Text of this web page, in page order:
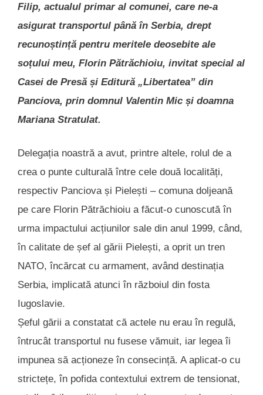
Filip, actualul primar al comunei, care ne-a
asigurat transportul până în Serbia, drept
recunoștință pentru meritele deosebite ale
soțului meu, Florin Pătrăchioiu, invitat special al
Casei de Presă și Editură „Libertatea” din
Panciova, prin domnul Valentin Mic și doamna
Mariana Stratulat.
Delegația noastră a avut, printre altele, rolul de a
crea o punte culturală între cele două localități,
respectiv Panciova și Pielești – comuna doljeană
pe care Florin Pătrăchioiu a făcut-o cunoscută în
urma impactului acțiunilor sale din anul 1999, când,
în calitate de șef al gării Pielești, a oprit un tren
NATO, încărcat cu armament, având destinația
Serbia, implicată atunci în războiul din fosta
Iugoslavie.
Șeful gării a constatat că actele nu erau în regulă,
întrucât transportul nu fusese vămuit, iar legea îi
impunea să acționeze în consecință. A aplicat-o cu
strictețe, în pofida contextului extrem de tensionat,